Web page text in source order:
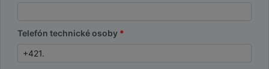
Telefón technické osoby